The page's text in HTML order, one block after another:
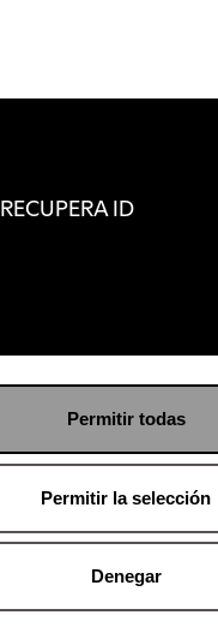
Permitir todas
Permitir la selección
Denegar
RECUPERA ID